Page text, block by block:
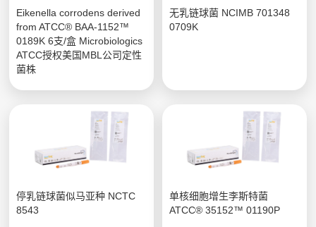
Eikenella corrodens derived
from ATCC® BAA-1152™
0189K 6支/盒 Microbiologics
ATCC授权美国MBL公司定性
菌株
无乳链球菌 NCIMB 701348
0709K
停乳链球菌似马亚种 NCTC
8543
单核细胞增生李斯特菌
ATCC® 35152™ 01190P